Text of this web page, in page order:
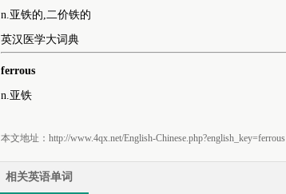
n.亚铁的,二价铁的
英汉医学大词典
ferrous
n.亚铁
本文地址：http://www.4qx.net/English-Chinese.php?english_key=ferrous
相关英语单词